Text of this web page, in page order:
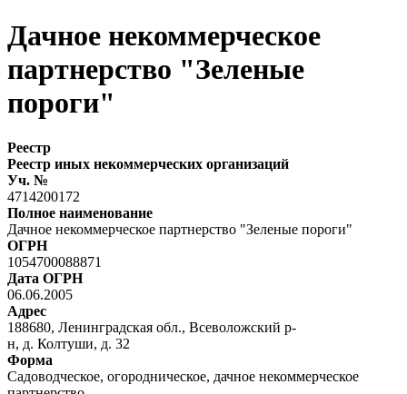
Дачное некоммерческое
партнерство "Зеленые
пороги"
Реестр
Реестр иных некоммерческих организаций
Уч. №
4714200172
Полное наименование
Дачное некоммерческое партнерство "Зеленые пороги"
ОГРН
1054700088871
Дата ОГРН
06.06.2005
Адрес
188680, Ленинградская обл., Всеволожский р-
н, д. Колтуши, д. 32
Форма
Садоводческое, огородническое, дачное некоммерческое